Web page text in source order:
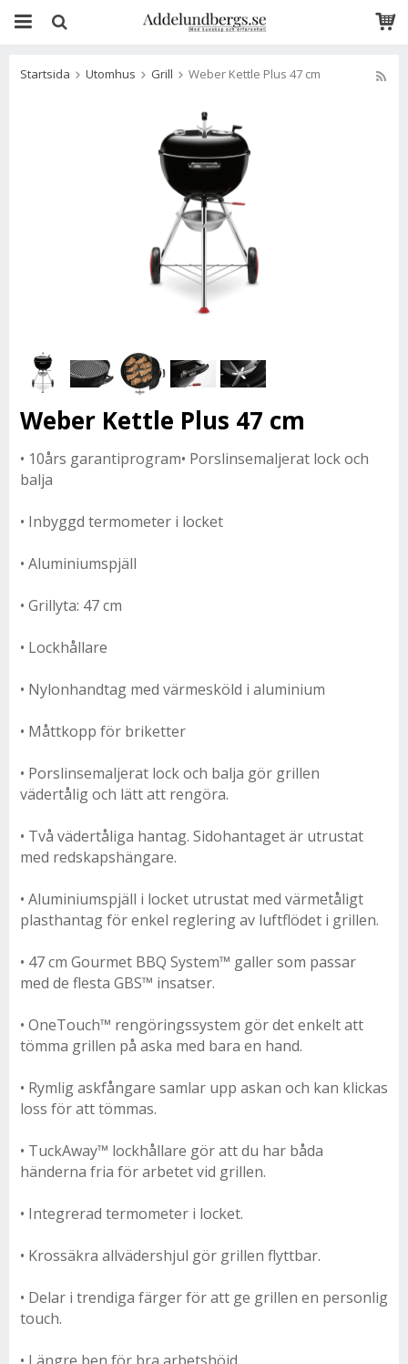
Startsida Utomhus Grill Weber Kettle Plus 47 cm
Weber Kettle Plus 47 cm
• 10års garantiprogram• Porslinsemaljerat lock och
balja
• Inbyggd termometer i locket
• Aluminiumspjäll
• Grillyta: 47 cm
• Lockhållare
• Nylonhandtag med värmesköld i aluminium
• Måttkopp för briketter
• Porslinsemaljerat lock och balja gör grillen
vädertålig och lätt att rengöra.
• Två vädertåliga hantag. Sidohantaget är utrustat
med redskapshängare.
• Aluminiumspjäll i locket utrustat med värmetåligt
plasthantag för enkel reglering av luftflödet i grillen.
• 47 cm Gourmet BBQ System™ galler som passar
med de flesta GBS™ insatser.
• OneTouch™ rengöringssystem gör det enkelt att
tömma grillen på aska med bara en hand.
• Rymlig askfångare samlar upp askan och kan klickas
loss för att tömmas.
• TuckAway™ lockhållare gör att du har båda
händerna fria för arbetet vid grillen.
• Integrerad termometer i locket.
• Krossäkra allvädershjul gör grillen flyttbar.
• Delar i trendiga färger för att ge grillen en personlig
touch.